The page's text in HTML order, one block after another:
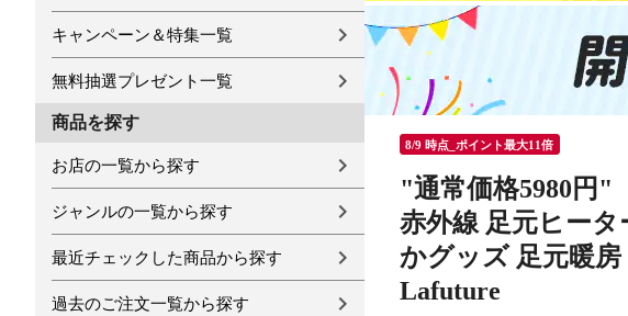
キャンペーン＆特集一覧
無料抽選プレゼント一覧
商品を探す
お店の一覧から探す
ジャンルの一覧から探す
最近チェックした商品から探す
過去のご注文一覧から探す
8/9 時点_ポイント最大11倍
"通常価格5980円"
赤外線 足元ヒー
かグッズ 足元暖
Lafuture